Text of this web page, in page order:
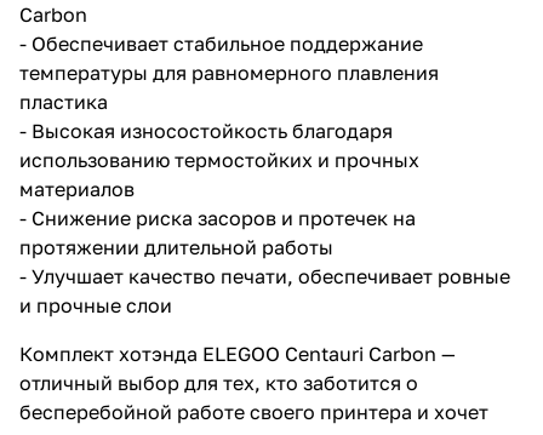
Carbon
- Обеспечивает стабильное поддержание
температуры для равномерного плавления
пластика
- Высокая износостойкость благодаря
использованию термостойких и прочных
материалов
- Снижение риска засоров и протечек на
протяжении длительной работы
- Улучшает качество печати, обеспечивает ровные
и прочные слои
Комплект хотэнда ELEGOO Centauri Carbon —
отличный выбор для тех, кто заботится о
бесперебойной работе своего принтера и хочет